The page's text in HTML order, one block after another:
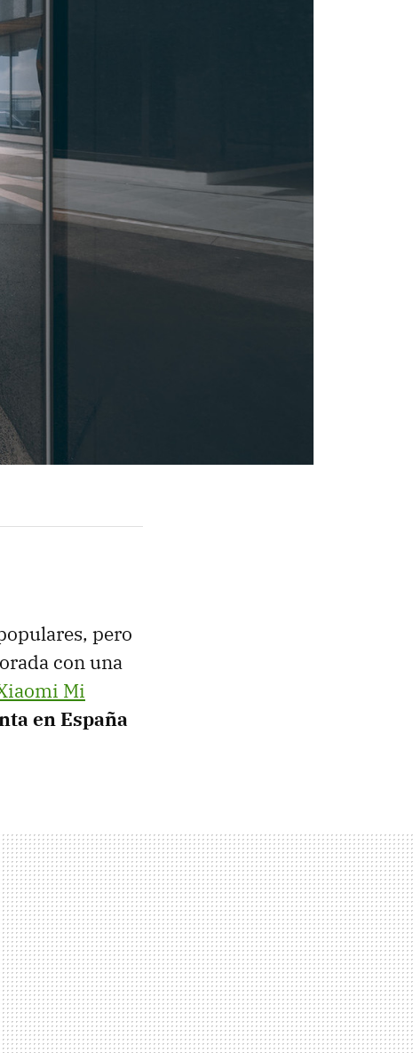
pero
con una
Mi
en España